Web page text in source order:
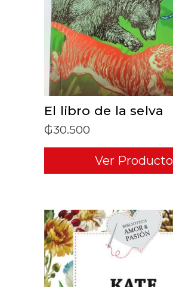
ADD TO CART
El libro de la selva
₲30.500
Ver Producto